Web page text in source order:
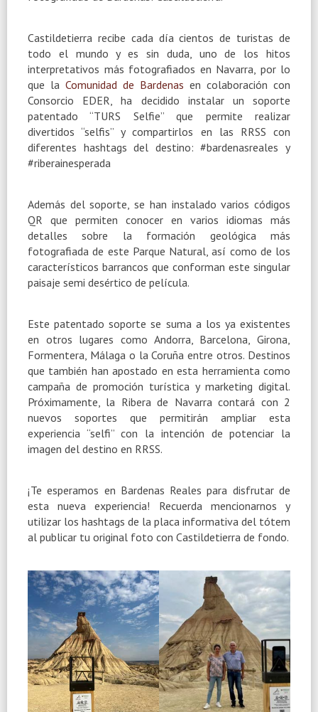
Castildetierra recibe cada día cientos de turistas de
todo el mundo y es sin duda, uno de los hitos
interpretativos más fotografiados en Navarra, por lo
que la Comunidad de Bardenas en colaboración con
Consorcio EDER, ha decidido instalar un soporte
patentado “TURS Selfie” que permite realizar
divertidos “selfis” y compartirlos en las RRSS con
diferentes hashtags del destino: #bardenasreales y
#riberainesperada
Además del soporte, se han instalado varios códigos
QR que permiten conocer en varios idiomas más
detalles sobre la formación geológica más
fotografiada de este Parque Natural, así como de los
característicos barrancos que conforman este singular
paisaje semi desértico de película.
Este patentado soporte se suma a los ya existentes
en otros lugares como Andorra, Barcelona, Girona,
Formentera, Málaga o la Coruña entre otros. Destinos
que también han apostado en esta herramienta como
campaña de promoción turística y marketing digital.
Próximamente, la Ribera de Navarra contará con 2
nuevos soportes que permitirán ampliar esta
experiencia “selfi” con la intención de potenciar la
imagen del destino en RRSS.
¡Te esperamos en Bardenas Reales para disfrutar de
esta nueva experiencia! Recuerda mencionarnos y
utilizar los hashtags de la placa informativa del tótem
al publicar tu original foto con Castildetierra de fondo.